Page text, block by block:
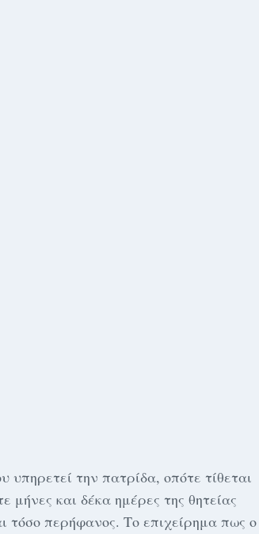
την πατρίδα, οπότε τίθεται
μήνες και δέκα ημέρες της θητείας
τόσο περήφανος. Το επιχείρημα πως ο